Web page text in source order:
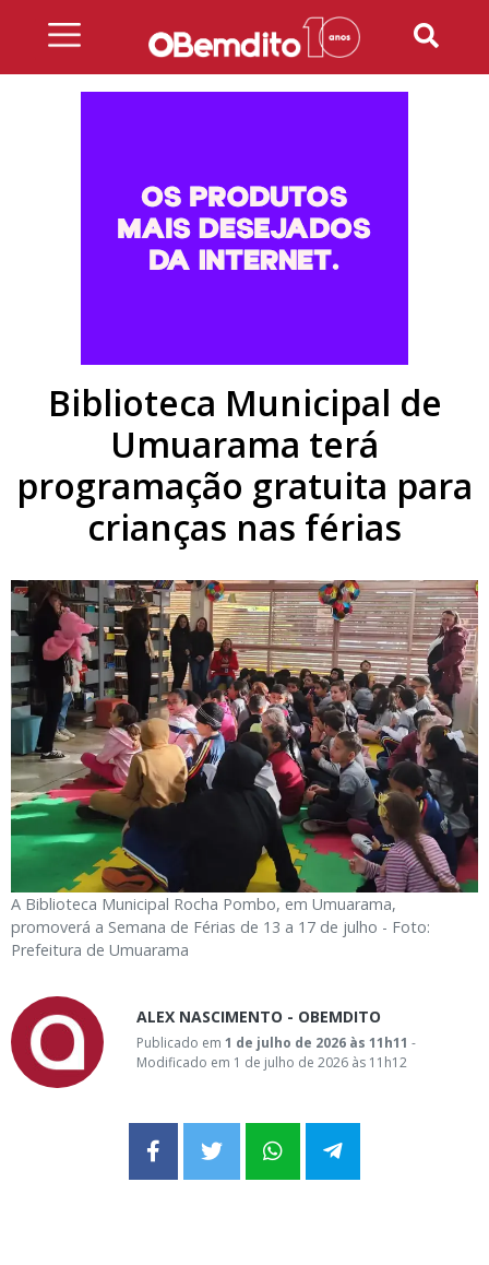
Biblioteca Municipal de
Umuarama terá
programação gratuita para
crianças nas férias
A Biblioteca Municipal Rocha Pombo, em Umuarama,
promoverá a Semana de Férias de 13 a 17 de julho - Foto:
Prefeitura de Umuarama
ALEX NASCIMENTO - OBEMDITO
Publicado em 1 de julho de 2026 às 11h11 -
Modificado em 1 de julho de 2026 às 11h12